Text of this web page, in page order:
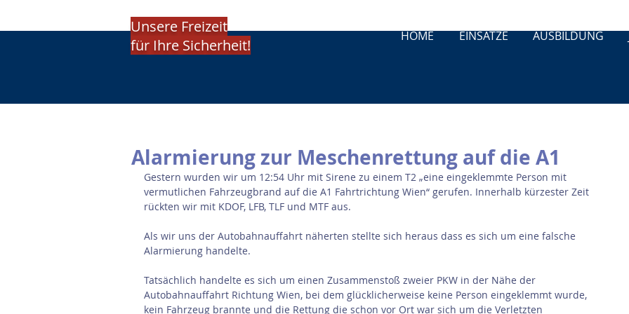
Unsere Freizeit
für Ihre Sicherheit!
HOME EINSÄTZE AUSBILDUNG
Alarmierung zur Meschenrettung auf die A1
Gestern wurden wir um 12:54 Uhr mit Sirene zu einem T2 „eine eingeklemmte Person mit
vermutlichen Fahrzeugbrand auf die A1 Fahrtrichtung Wien“ gerufen. Innerhalb kürzester Zeit
rückten wir mit KDOF, LFB, TLF und MTF aus.
Als wir uns der Autobahnauffahrt näherten stellte sich heraus dass es sich um eine falsche
Alarmierung handelte.
Tatsächlich handelte es sich um einen Zusammenstoß zweier PKW in der Nähe der
Autobahnauffahrt Richtung Wien, bei dem glücklicherweise keine Person eingeklemmt wurde,
kein Fahrzeug brannte und die Rettung die schon vor Ort war sich um die Verletzten